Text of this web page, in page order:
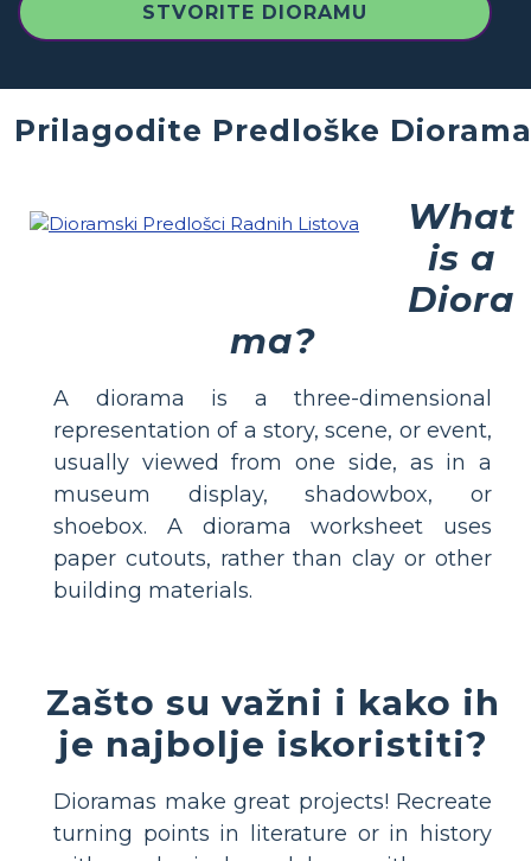
STVORITE DIORAMU
Prilagodite Predloške Diorama
What
is a
Diora
ma?
A diorama is a three-dimensional
representation of a story, scene, or event,
usually viewed from one side, as in a
museum display, shadowbox, or
shoebox. A diorama worksheet uses
paper cutouts, rather than clay or other
building materials.
Zašto su važni i kako ih
je najbolje iskoristiti?
Dioramas make great projects! Recreate
turning points in literature or in history